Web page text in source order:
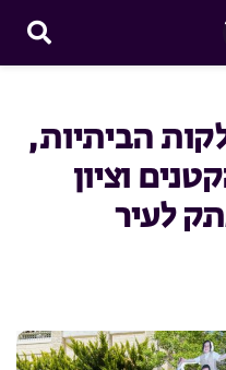
הביתיות,
וציון
לעיר